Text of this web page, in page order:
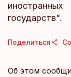
иностранных
государств".
Поделиться
Об этом